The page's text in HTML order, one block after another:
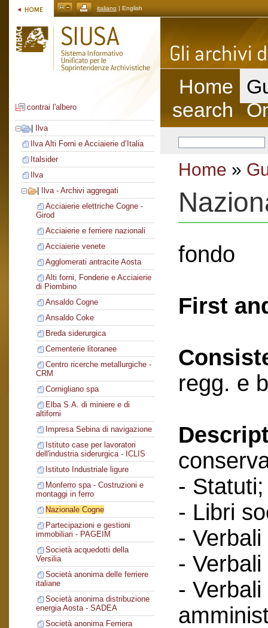
italiano | English
contrai l'albero
Ilva
Ilva Alti Forni e Acciaierie d’Italia
Italsider
Ilva
Ilva - Archivi aggregati
Acciaierie elettriche Cogne -
Girod
Acciaierie e ferriere nazionali
Acciaierie venete
Agglomerati antracite Aosta
Alti forni, Fonderie e Acciaierie
di Piombino
Ansaldo Cogne
Ansaldo Coke
Breda siderurgica
Cementerie litoranee
Centro ricerche metallurgiche -
CRM
Cornigliano spa
Elba S.A. di miniere e di
altiforni
Impresa Sebina di navigazione
Istituto case per lavoratori
dell'industria siderurgica - ICLIS
Istituto Industriale ligure
Monferro spa - Costruzioni e
montaggi in ferro
Nazionale Cogne
Partecipazioni e gestioni
immobiliari - PAGEIM
Società acquedotti della
Versilia
Società anonima delle ferriere
italiane
Società anonima distribuzione
energia Aosta - SADEA
Società anonima Ferriera
Home
search
Home »
fondo
First
regg. e
- Statuti;
- Libri
-
-
-